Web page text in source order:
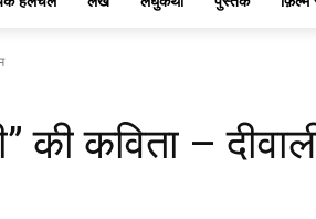
की कविता –